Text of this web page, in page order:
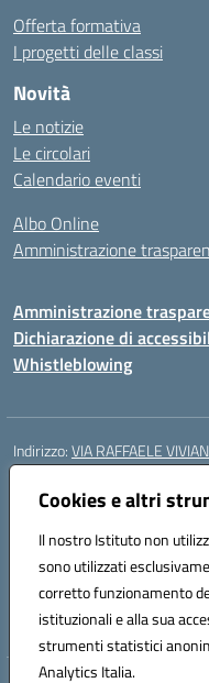
Cookies e altri
Il nostro Istituto non
sono utilizzati
corretto funzionamento
istituzionali e alla sua
strumenti statistici
Analytics Italia.
Offerta formativa
I progetti delle classi
Novità
Le notizie
Le circolari
Calendario eventi
Albo Online
Amministrazione
Amministrazione
Dichiarazione di
Whistleblowing
Indirizzo:VIA RAFFAELE
Centralino:
Posta elettronica certificata
Codice fiscale: 93086020612
Codice meccanografico:
Codice Indice delle
Codice unico di fatturazione